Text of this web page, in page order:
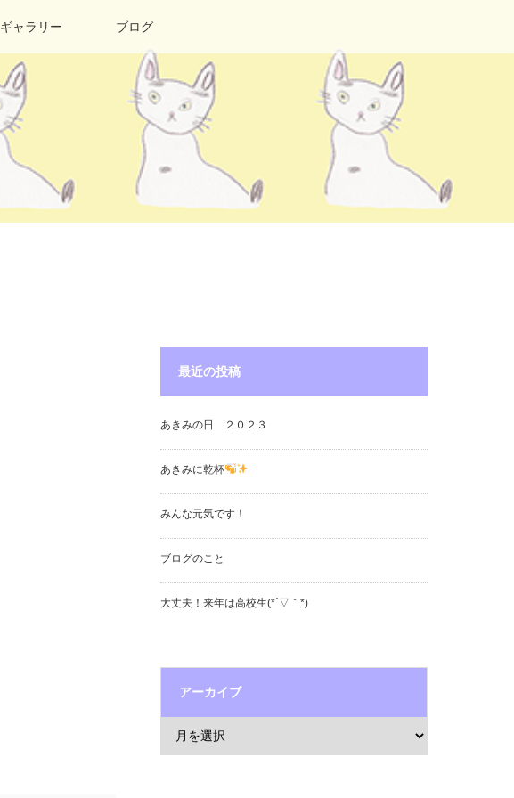
ギャラリー ブログ
最近の投稿
あきみの日 ２０２３
あきみに乾杯
みんな元気です！
ブログのこと
大丈夫！来年は高校生(*´▽｀*)
アーカイブ